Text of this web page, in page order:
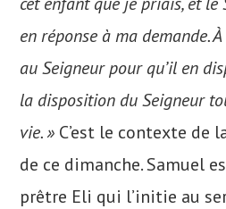
en réponse à ma demande.
au Seigneur pour qu’il en
la disposition du Seigneur
vie. » C’est le contexte de
de ce dimanche. Samuel
prêtre Eli qui l’initie au